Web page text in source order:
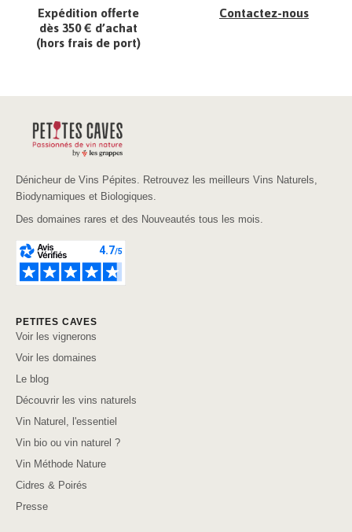
Expédition offerte
dès 350 € d’achat
(hors frais de port)
Contactez-nous
Dénicheur de Vins Pépites. Retrouvez les meilleurs Vins Naturels,
Biodynamiques et Biologiques.
Des domaines rares et des Nouveautés tous les mois.
PETITES CAVES
Voir les vignerons
Voir les domaines
Le blog
Découvrir les vins naturels
Vin Naturel, l'essentiel
Vin bio ou vin naturel ?
Vin Méthode Nature
Cidres & Poirés
Presse